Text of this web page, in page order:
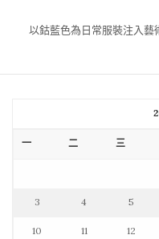
以鈷藍色為日常服裝注入
一 二 三
3 4 5
10 11 12